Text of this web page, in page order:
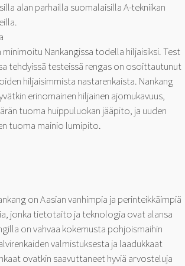
alan parhailla suomalaisilla A-tekniikan
minimoitu Nankangissa todella hiljaisiksi. Test
tehdyissä testeissä rengas on osoittautunut
hiljaisimmista nastarenkaista. Nankang
erinomainen hiljainen ajomukavuus,
tuoma huippuluokan jääpito, ja uuden
tuoma mainio lumipito.
on Aasian vanhimpia ja perinteikkäimpiä
jonka tietotaito ja teknologia ovat alansa
on vahvaa kokemusta pohjoismaihin
valmistuksesta ja laadukkaat
ovatkin saavuttaneet hyviä arvosteluja